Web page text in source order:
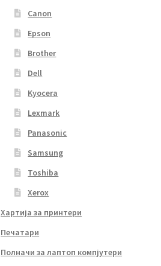
Canon
Epson
Brother
Dell
Kyocera
Lexmark
Panasonic
Samsung
Toshiba
Xerox
Хартија за принтери
Печатари
Полначи за лаптоп компјутери